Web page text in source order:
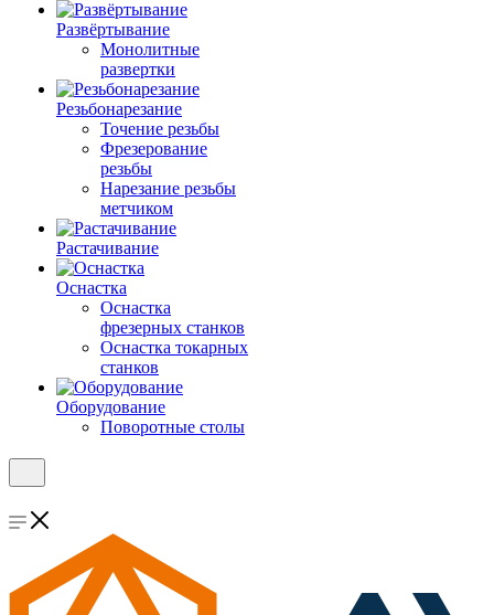
Развёртывание
Монолитные
развертки
Резьбонарезание
Точение резьбы
Фрезерование
резьбы
Нарезание резьбы
метчиком
Растачивание
Оснастка
Оснастка
фрезерных станков
Оснастка токарных
станков
Оборудование
Поворотные столы